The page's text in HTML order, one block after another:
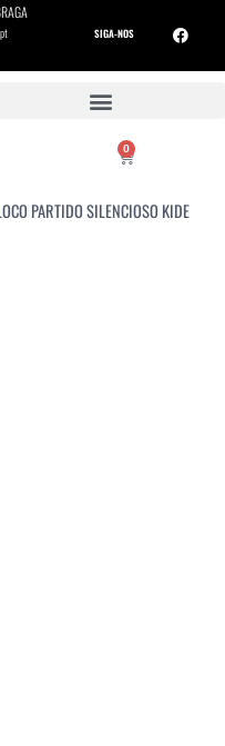
SIGA-NOS
0
PARTIDO SILENCIOSO KIDE